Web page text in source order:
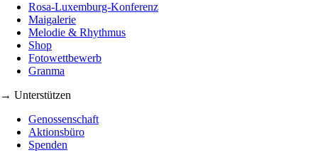
Rosa-Luxemburg-Konferenz
Maigalerie
Melodie & Rhythmus
Shop
Fotowettbewerb
Granma
→ Unterstützen
Genossenschaft
Aktionsbüro
Spenden